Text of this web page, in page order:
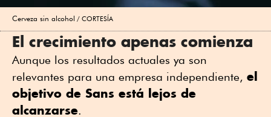
Cerveza sin alcohol CORTESÍA
El crecimiento apenas comienza
Aunque los resultados actuales ya son
relevantes para una empresa independiente, el
objetivo de Sans está lejos de
alcanzarse.